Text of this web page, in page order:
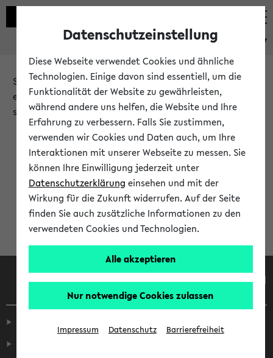
eKVV
Sie möchten auf eine eKVV Funktion zugreifen, die Ihnen
erst nach einer Anmeldung am System zur Verfügung
steht.
Bitte melden Sie sich an:
Anmeldung am eKVV
Datenschutzeinstellung
Diese Webseite verwendet Cookies und ähnliche
Technologien. Einige davon sind essentiell, um die
Funktionalität der Website zu gewährleisten,
während andere uns helfen, die Website und Ihre
Erfahrung zu verbessern. Falls Sie zustimmen,
verwenden wir Cookies und Daten auch, um Ihre
Interaktionen mit unserer Webseite zu messen. Sie
können Ihre Einwilligung jederzeit unter
Datenschutzerklärung einsehen und mit der
Wirkung für die Zukunft widerrufen. Auf der Seite
finden Sie auch zusätzliche Informationen zu den
verwendeten Cookies und Technologien.
Alle akzeptieren
Nur notwendige Cookies zulassen
Impressum Datenschutz Barrierefreiheit